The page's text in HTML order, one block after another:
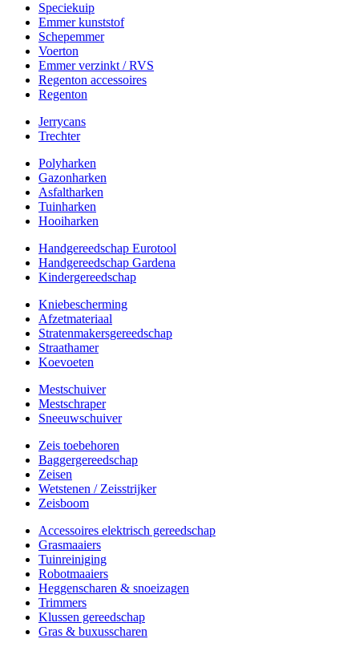
Speciekuip
Emmer kunststof
Schepemmer
Voerton
Emmer verzinkt / RVS
Regenton accessoires
Regenton
Jerrycans
Trechter
Polyharken
Gazonharken
Asfaltharken
Tuinharken
Hooiharken
Handgereedschap Eurotool
Handgereedschap Gardena
Kindergereedschap
Kniebescherming
Afzetmateriaal
Stratenmakersgereedschap
Straathamer
Koevoeten
Mestschuiver
Mestschraper
Sneeuwschuiver
Zeis toebehoren
Baggergereedschap
Zeisen
Wetstenen / Zeisstrijker
Zeisboom
Accessoires elektrisch gereedschap
Grasmaaiers
Tuinreiniging
Robotmaaiers
Heggenscharen & snoeizagen
Trimmers
Klussen gereedschap
Gras & buxusscharen